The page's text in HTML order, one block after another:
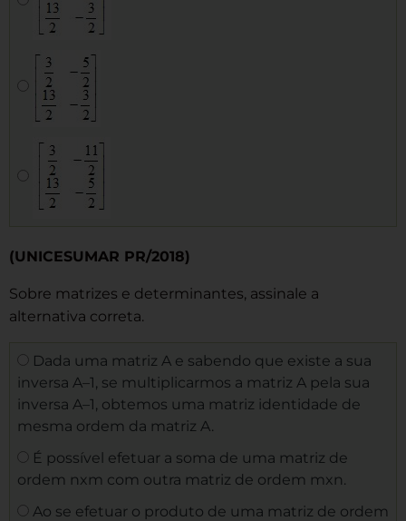
(UNICESUMAR PR/2018)
Sobre matrizes e determinantes, assinale a
alternativa correta.
Dada uma matriz A e sabendo que existe a sua
inversa A–1, se multiplicarmos a matriz A pela sua
inversa A–1, obtemos uma matriz identidade de
mesma ordem da matriz A.
É possível efetuar a soma de uma matriz de
ordem nxm com outra matriz de ordem mxn.
Ao se efetuar o produto de uma matriz de ordem